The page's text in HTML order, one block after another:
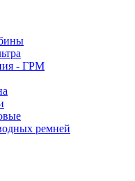
- ГРМ
ремней